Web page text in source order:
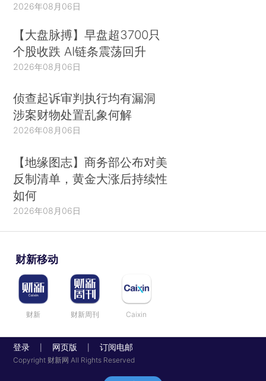
2026年08月06日
【大盘脉搏】早盘超3700只
个股收跌 AI链条震荡回升
2026年08月06日
侦查起诉审判执行均有漏洞
涉案财物处置乱象何解
2026年08月06日
【地缘图志】商务部公布对美
反制清单，黄金大涨后持续性
如何
2026年08月06日
财新移动
财新 财新周刊 Caixin
登录 网页版 订阅电邮
Copyright 财新网 All Rights Reserved